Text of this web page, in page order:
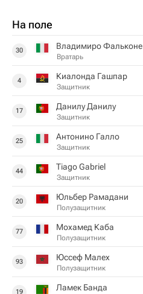
На поле
30 Владимиро Фальконе
Вратарь
4 Киалонда Гашпар
Защитник
17 Данилу Данилу
Защитник
25 Антонино Галло
Защитник
44 Tiago Gabriel
Защитник
20 Юльбер Рамадани
Полузащитник
77 Мохамед Каба
Полузащитник
93 Юссеф Малех
Полузащитник
19 Ламек Банда